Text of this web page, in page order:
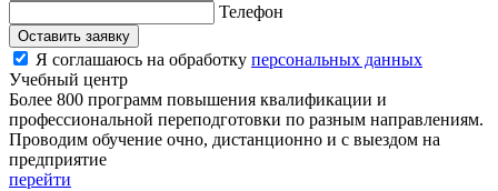
Телефон
Оставить заявку
Я соглашаюсь на обработку персональных данных
Учебный центр
Более 800 программ повышения квалификации и
профессиональной переподготовки по разным направлениям.
Проводим обучение очно, дистанционно и с выездом на
предприятие
перейти